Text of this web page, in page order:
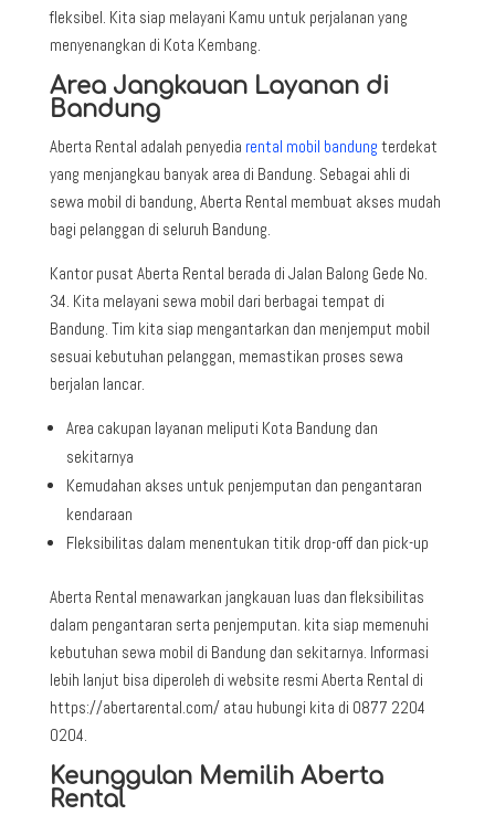
fleksibel. Kita siap melayani Kamu untuk perjalanan yang
menyenangkan di Kota Kembang.
Area Jangkauan Layanan di
Bandung
Aberta Rental adalah penyedia rental mobil bandung terdekat
yang menjangkau banyak area di Bandung. Sebagai ahli di
sewa mobil di bandung, Aberta Rental membuat akses mudah
bagi pelanggan di seluruh Bandung.
Kantor pusat Aberta Rental berada di Jalan Balong Gede No.
34. Kita melayani sewa mobil dari berbagai tempat di
Bandung. Tim kita siap mengantarkan dan menjemput mobil
sesuai kebutuhan pelanggan, memastikan proses sewa
berjalan lancar.
Area cakupan layanan meliputi Kota Bandung dan
sekitarnya
Kemudahan akses untuk penjemputan dan pengantaran
kendaraan
Fleksibilitas dalam menentukan titik drop-off dan pick-up
Aberta Rental menawarkan jangkauan luas dan fleksibilitas
dalam pengantaran serta penjemputan. kita siap memenuhi
kebutuhan sewa mobil di Bandung dan sekitarnya. Informasi
lebih lanjut bisa diperoleh di website resmi Aberta Rental di
https://abertarental.com/ atau hubungi kita di 0877 2204
0204.
Keunggulan Memilih Aberta
Rental